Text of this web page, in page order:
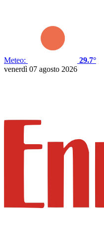
Meteo:
29.7°
venerdì 07 agosto 2026